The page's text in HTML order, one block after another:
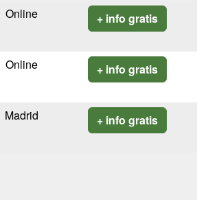
Online + info gratis
Online + info gratis
Madrid + info gratis